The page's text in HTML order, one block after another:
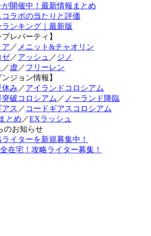
開催中！最新情報まとめ
コラボの当たりと評価
ンキング｜最新版
プレパーティ】
ア ／ メニット&チャオリン
ゼ／アッシュ ／ ジノ
／ 虚 ／フリーレン
ンジョン情報】
休み ／アイランドコロシアム
破コロシアム ／ ノーランド降臨
ス ／ コードギアスコロシアム
とめ ／EXラッシュ
のお知らせ
イターを新規募集中！
在宅！攻略ライター募集！